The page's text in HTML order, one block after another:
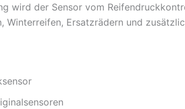
wird der Sensor vom
Ersatzrädern und